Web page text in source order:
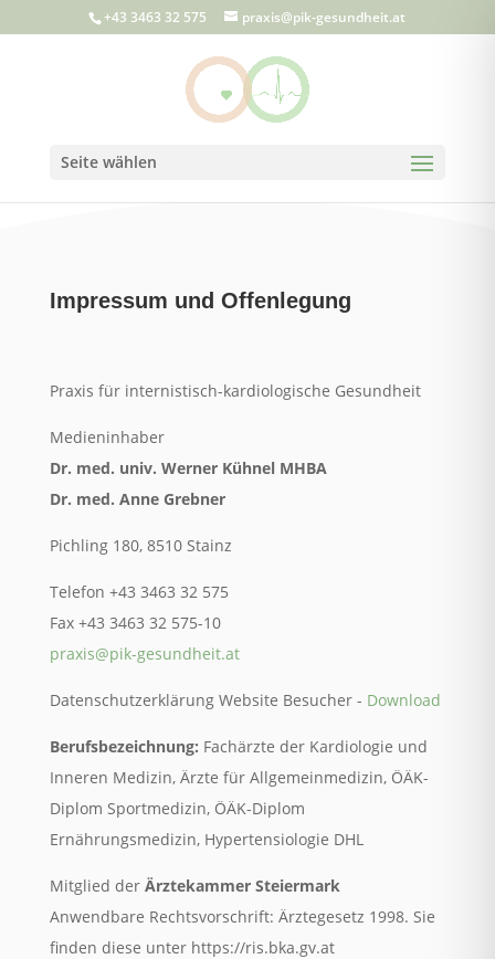
+43 3463 32 575 praxis@pik-gesundheit.at
Seite wählen
Impressum und Offenlegung
Praxis für internistisch-kardiologische Gesundheit
Medieninhaber
Dr. med. univ. Werner Kühnel MHBA
Dr. med. Anne Grebner
Pichling 180, 8510 Stainz
Telefon +43 3463 32 575
Fax +43 3463 32 575-10
praxis@pik-gesundheit.at
Datenschutzerklärung Website Besucher - Download
Berufsbezeichnung: Fachärzte der Kardiologie und
Inneren Medizin, Ärzte für Allgemeinmedizin, ÖÄK-
Diplom Sportmedizin, ÖÄK-Diplom
Ernährungsmedizin, Hypertensiologie DHL
Mitglied der Ärztekammer Steiermark
Anwendbare Rechtsvorschrift: Ärztegesetz 1998. Sie
finden diese unter https://ris.bka.gv.at